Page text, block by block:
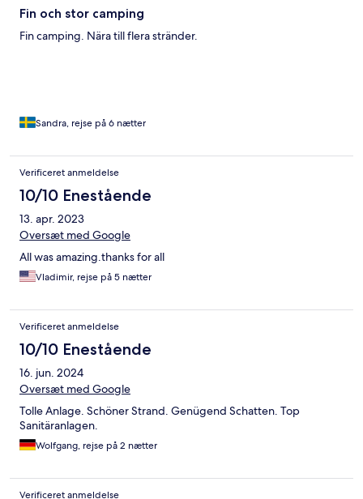
Fin och stor camping
Fin camping. Nära till flera stränder.
Sandra, rejse på 6 nætter
Verificeret anmeldelse
10/10 Enestående
13. apr. 2023
Oversæt med Google
All was amazing.thanks for all
Vladimir, rejse på 5 nætter
Verificeret anmeldelse
10/10 Enestående
16. jun. 2024
Oversæt med Google
Tolle Anlage. Schöner Strand. Genügend Schatten. Top
Sanitäranlagen.
Wolfgang, rejse på 2 nætter
Verificeret anmeldelse